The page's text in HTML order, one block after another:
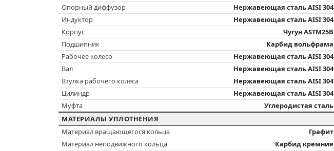
Опорный диффузор
Нержавеющая сталь AISI 304
Индуктор
Нержавеющая сталь AISI 304
Корпус
Чугун ASTM25B
Подшипник
Карбид вольфрама
Рабочее колесо
Нержавеющая сталь AISI 304
Вал
Нержавеющая сталь AISI 304
Втулка рабочего колеса
Нержавеющая сталь AISI 304
Цилиндр
Нержавеющая сталь AISI 304
Муфта
Углеродистая сталь
МАТЕРИАЛЫ УПЛОТНЕНИЯ
Материал вращающегося кольца
Графит
Материал неподвижного кольца
Карбид кремния